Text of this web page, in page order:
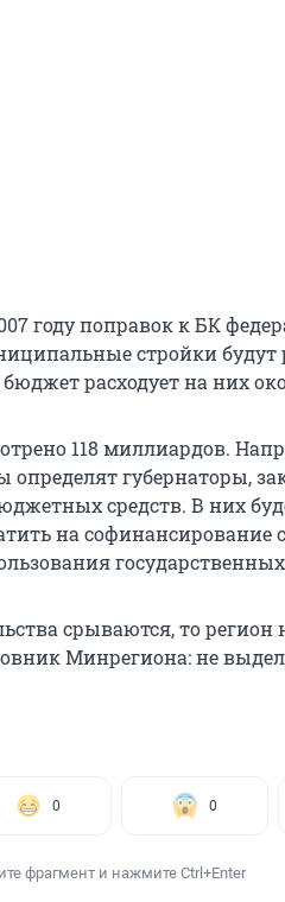
году поправок к БК
стройки будут
расходует на них
118 миллиардов.
определят губернаторы,
средств. В них
на софинансирование
срываются, то
Минрегиона: не
0 0
фрагмент и нажмите Ctrl+Enter